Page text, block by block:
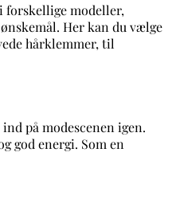
forskellige modeller,
Her kan du vælge
hårklemmer, til
på modescenen igen.
god energi. Som en